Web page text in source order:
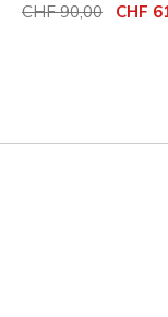
Prezzo ridotto da
CHF 90,00 per
CHF